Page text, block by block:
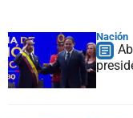
Nación